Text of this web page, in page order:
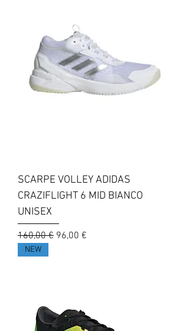
SCARPE VOLLEY ADIDAS
CRAZIFLIGHT 6 MID BIANCO
UNISEX
Prezzo regolare
160,00 € Prezzo scontato
96,00 €
NEW